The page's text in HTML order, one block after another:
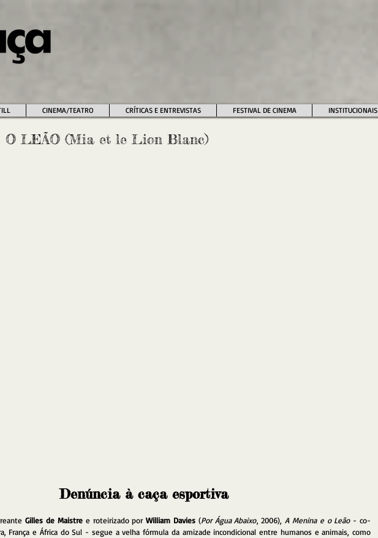
CINEMA/TEATRO CRÍTICAS E ENTREVISTAS FESTIVAL DE CINEMA INSTITUCIONAIS
O LEÃO (Mia et le Lion Blanc)
Denúncia à caça esportiva
Gilles de Maistre e roteirizado por William Davies (Por Água Abaixo, 2006), A Menina e o Leão - co-